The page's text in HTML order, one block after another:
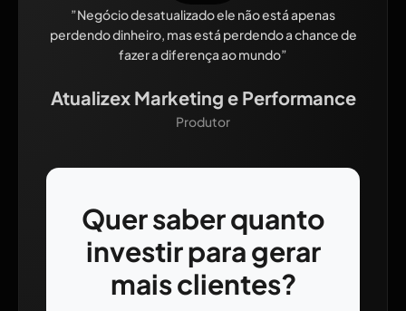
”Negócio desatualizado ele não está apenas
perdendo dinheiro, mas está perdendo a chance de
fazer a diferença ao mundo”
Atualizex Marketing e Performance
Produtor
Quer saber quanto
investir para gerar
mais clientes?